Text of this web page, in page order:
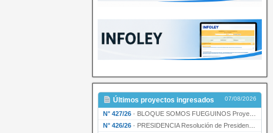
Últimos proyectos ingresados 07/08/2026
N° 427/26 · BLOQUE SOMOS FUEGUINOS Proyecto de Declaración declarando de interés provincial PRESIDENCI…
N° 426/26 · PRESIDENCIA Resolución de Presidencia N° 216/26 declarando de interés provincial la labor …